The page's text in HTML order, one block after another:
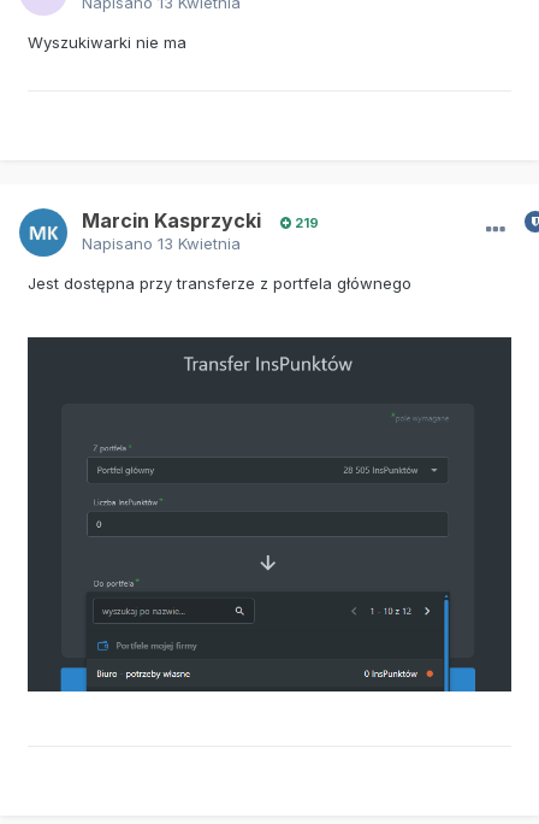
Wyszukiwarki nie ma
Marcin Kasprzycki 219
Napisano 13 Kwietnia
Jest dostępna przy transferze z portfela głównego